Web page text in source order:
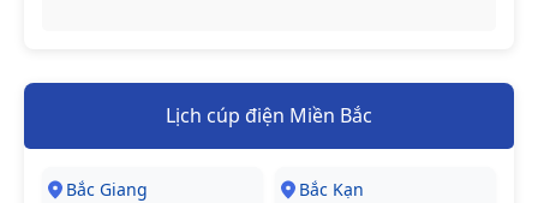
Lịch cúp điện Miền Bắc
Bắc Giang Bắc Kạn